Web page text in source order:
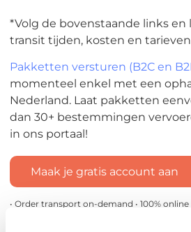
*Volg de bovenstaande links en
transit tijden, kosten en
Pakketten versturen (B2C en
momenteel enkel met een
Nederland. Laat pakketten
dan 30+ bestemmingen
in ons portaal!
Maak je gratis account aan
• Order transport on-demand • 100% online